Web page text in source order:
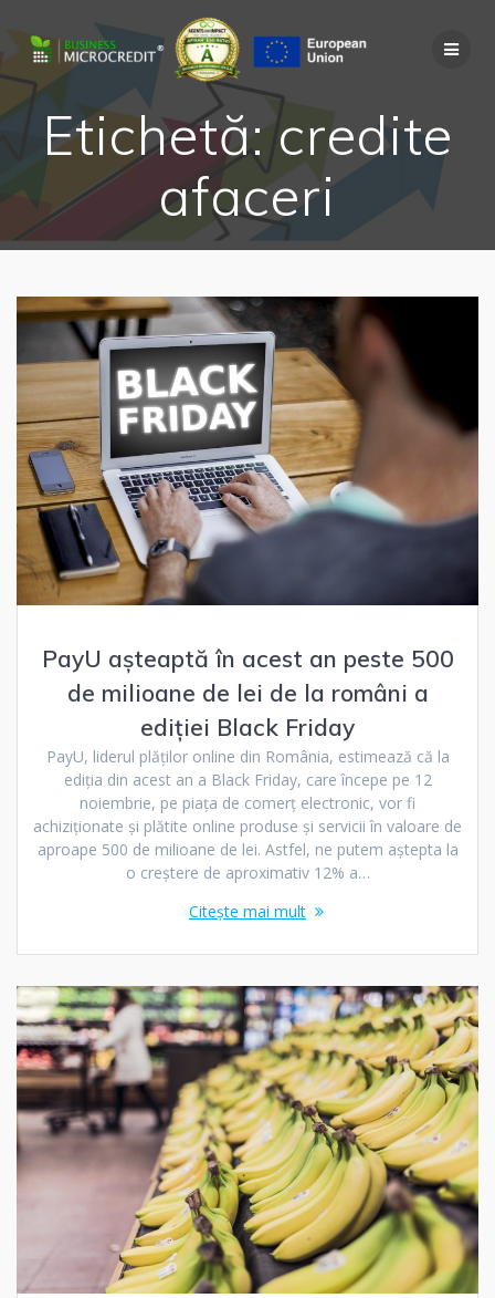
to
content
Etichetă:credite
afaceri
PayU așteaptă în acest an peste 500
de milioane de lei de la români a
ediției Black Friday
PayU, liderul plăților online din România, estimează că la
ediția din acest an a Black Friday, care începe pe 12
noiembrie, pe piața de comerț electronic, vor fi
achiziționate și plătite online produse și servicii în valoare de
aproape 500 de milioane de lei. Astfel, ne putem aștepta la
o creștere de aproximativ 12% a…
Citește mai mult